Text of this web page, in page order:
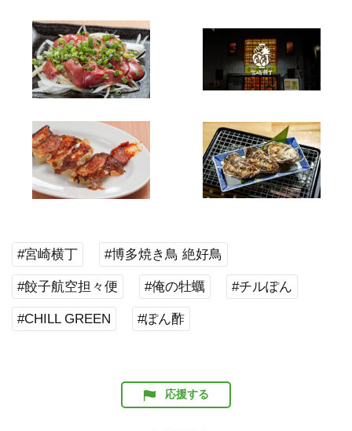
#宮崎横丁 #博多焼き鳥 絶好鳥
#餃子航空担々便 #俺の牡蠣 #チルぽん
#CHILL GREEN #ぽん酢
応援する